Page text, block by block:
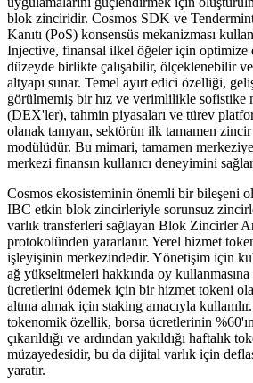
blok zinciridir. Cosmos SDK ve
Kanıtı (PoS) konsensüs mekanizması
Injective, finansal ilkel öğeler için optimize
düzeyde birlikte çalışabilir, ölçeklenebilir
altyapı sunar. Temel ayırt edici özelliği,
görülmemiş bir hız ve verimlilikle sofistike
(DEX'ler), tahmin piyasaları ve türev
olanak tanıyan, sektörün ilk tamamen
modülüdür. Bu mimari, tamamen
merkezi finansın kullanıcı deneyimini
Cosmos ekosisteminin önemli bir bileşeni
IBC etkin blok zincirleriyle sorunsuz
varlık transferleri sağlayan Blok Zincirler
protokolünden yararlanır. Yerel hizmet
işleyişinin merkezindedir. Yönetişim için
ağ yükseltmeleri hakkında oy kullanmasına
ücretlerini ödemek için bir hizmet tokeni
altına almak için staking amacıyla
tokenomik özellik, borsa ücretlerinin
çıkarıldığı ve ardından yakıldığı haftalık
müzayedesidir, bu da dijital varlık için
yaratır.